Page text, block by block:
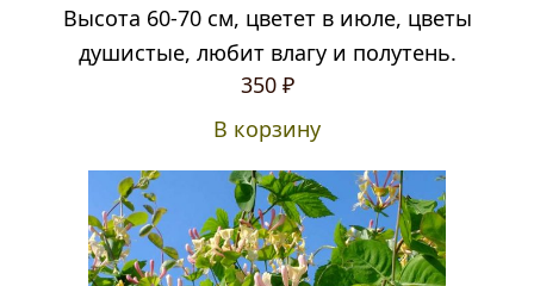
Высота 60-70 см, цветет в июле, цветы
душистые, любит влагу и полутень.
350 ₽
В корзину